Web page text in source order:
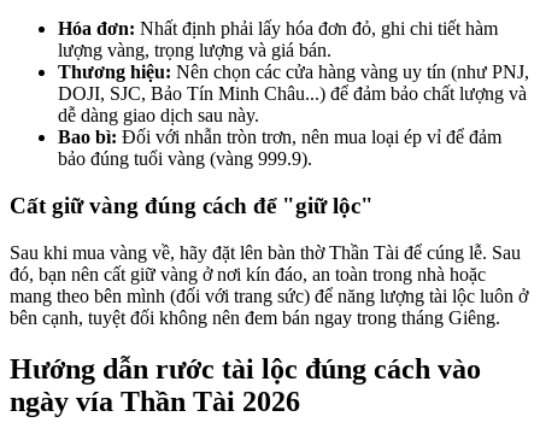
Hóa đơn: Nhất định phải lấy hóa đơn đỏ, ghi chi tiết hàm
lượng vàng, trọng lượng và giá bán.
Thương hiệu: Nên chọn các cửa hàng vàng uy tín (như PNJ,
DOJI, SJC, Bảo Tín Minh Châu...) để đảm bảo chất lượng và
dễ dàng giao dịch sau này.
Bao bì: Đối với nhẫn tròn trơn, nên mua loại ép vỉ để đảm
bảo đúng tuổi vàng (vàng 999.9).
Cất giữ vàng đúng cách để "giữ lộc"
Sau khi mua vàng về, hãy đặt lên bàn thờ Thần Tài để cúng lễ. Sau
đó, bạn nên cất giữ vàng ở nơi kín đáo, an toàn trong nhà hoặc
mang theo bên mình (đối với trang sức) để năng lượng tài lộc luôn ở
bên cạnh, tuyệt đối không nên đem bán ngay trong tháng Giêng.
Hướng dẫn rước tài lộc đúng cách vào
ngày vía Thần Tài 2026